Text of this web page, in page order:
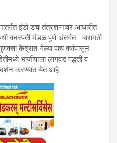
इंडो डच तंत्रज्ञानावर आधारीत
वनस्पती मंडळ पुणे अंतर्गत बारामती
केंद्रात गेल्या पाच वर्षापासून
भाजीपाला लागवड पद्धती व
करण्यात येत आहे.